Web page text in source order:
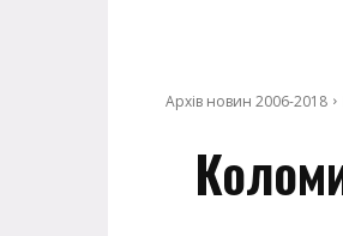
Архів новин 2006-2018